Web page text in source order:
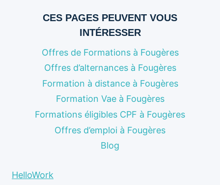
pageCES PAGES PEUVENT VOUS
INTÉRESSER
Offres de Formations à Fougères
Offres d’alternances à Fougères
Formation à distance à Fougères
Formation Vae à Fougères
Formations éligibles CPF à Fougères
Offres d’emploi à Fougères
Blog
HelloWork